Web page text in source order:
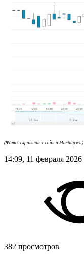
(Фото: скриншот с сайта Мосбиржи)
14:09, 11 февраля 2026
382 просмотров